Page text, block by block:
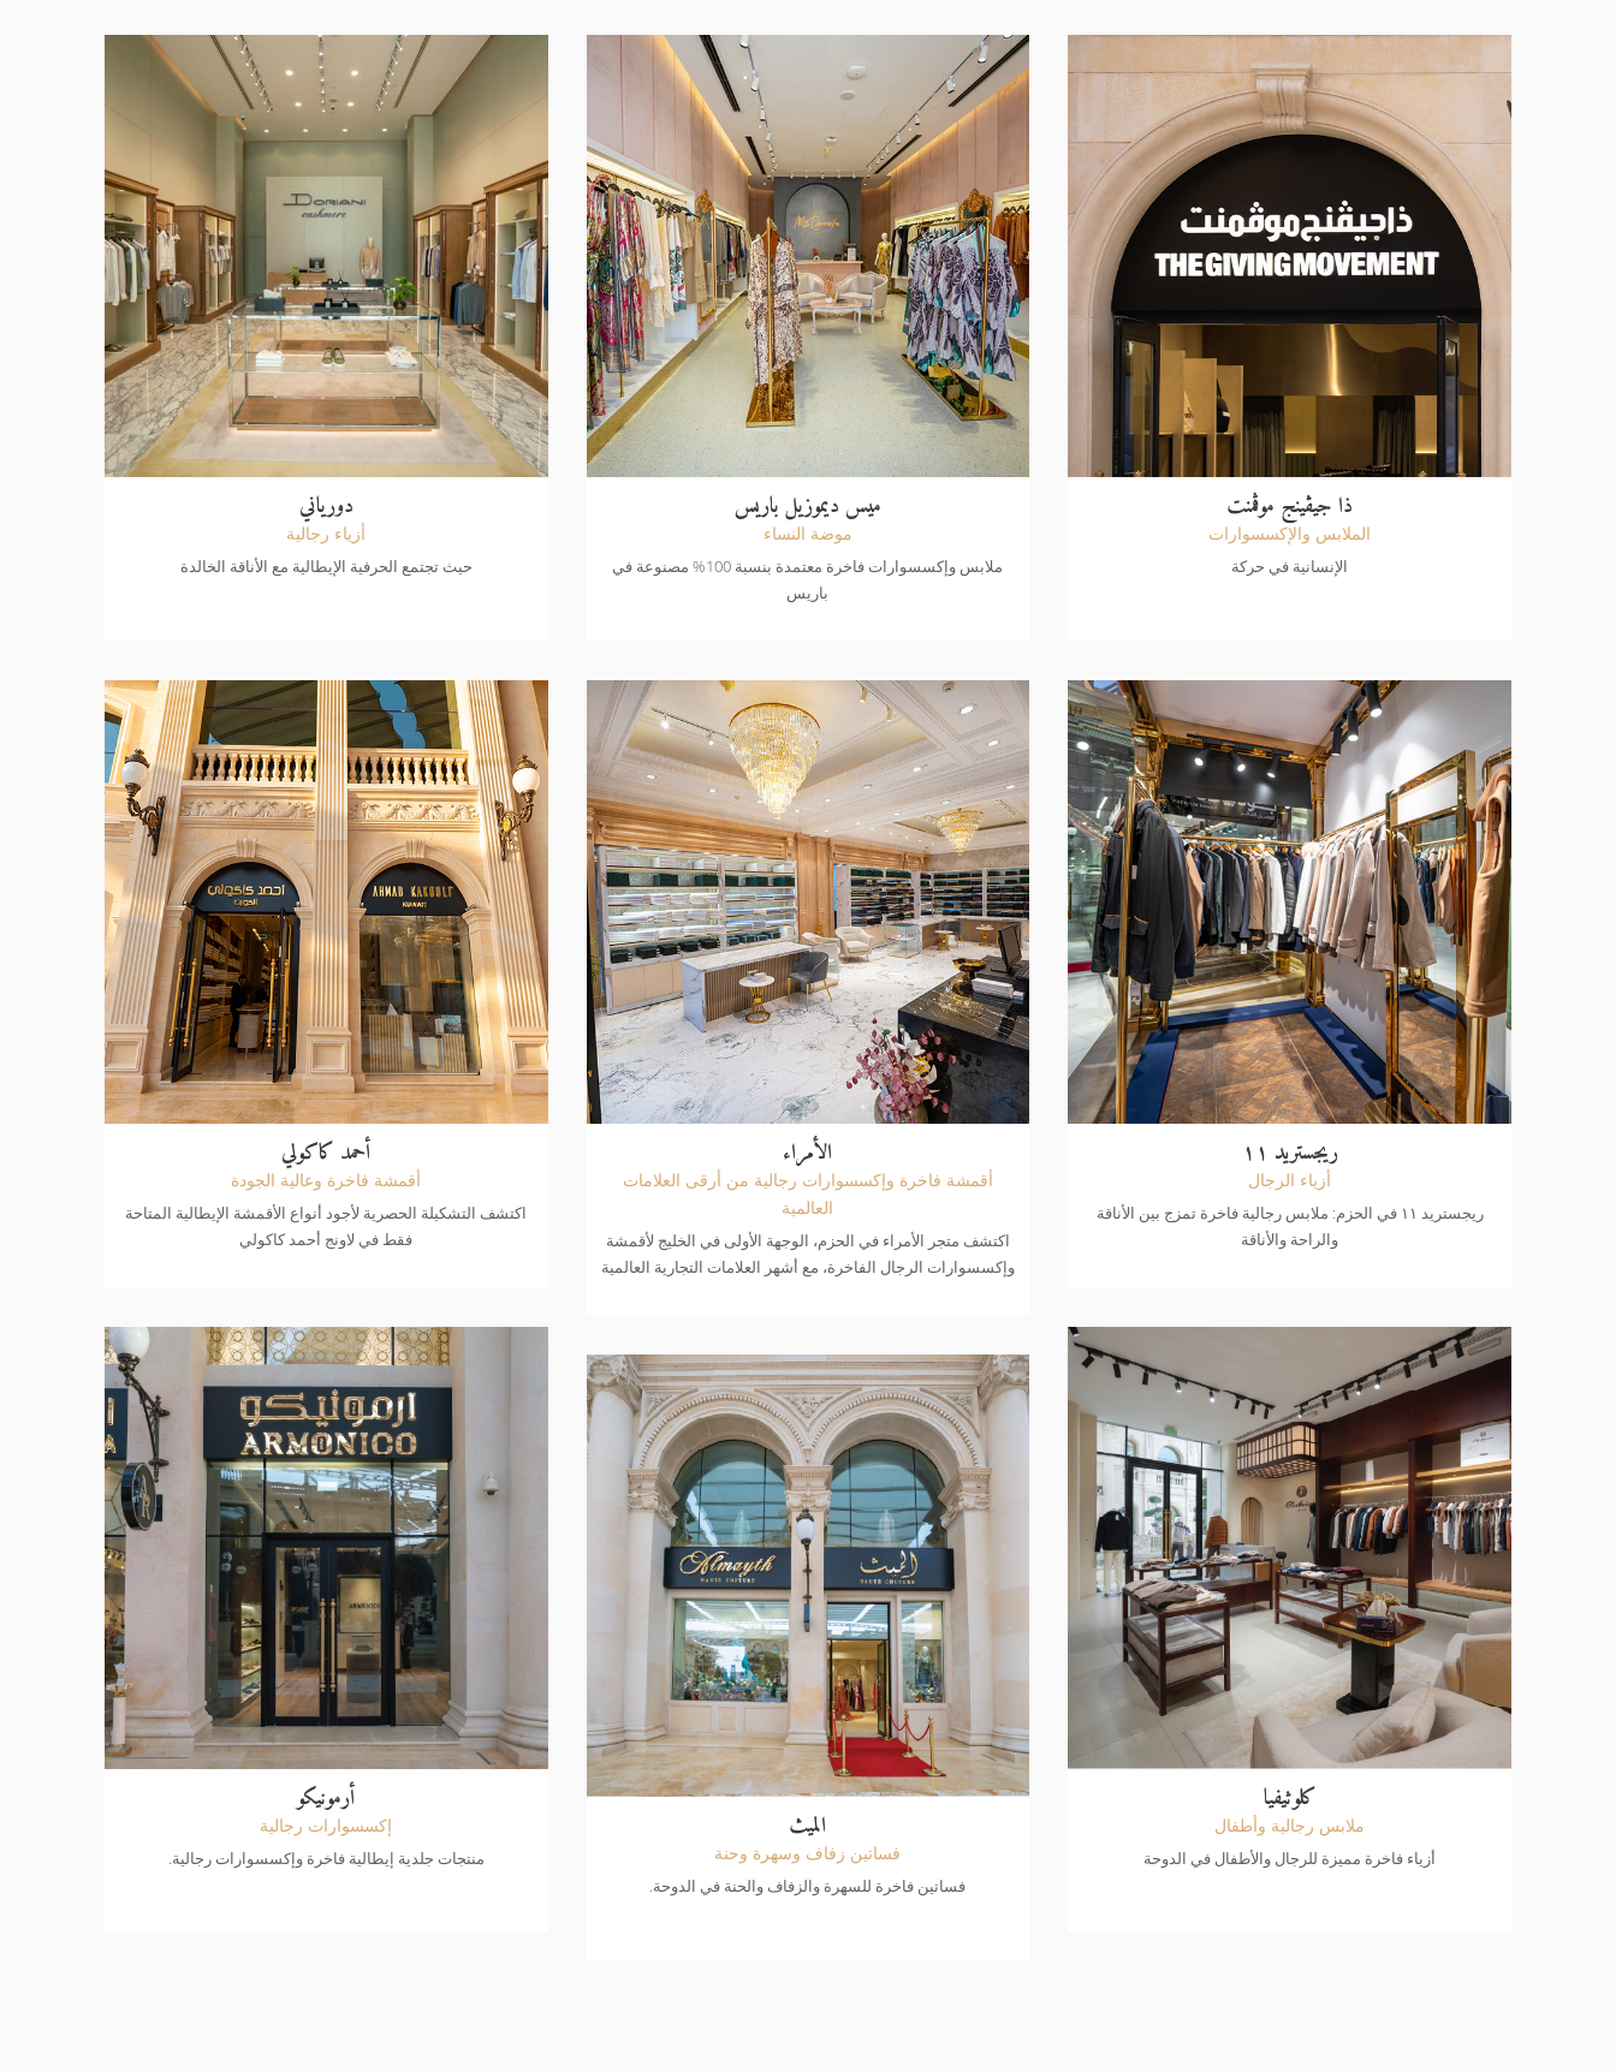
دورياني
أزياء رجالية
حيث تجتمع الحرفية الإيطالية مع الأناقة الخالدة
ميس ديموزيل باريس
موضة النساء
ملابس وإكسسوارات فاخرة معتمدة بنسبة 100% مصنوعة في
باريس
ذا جيڤينج موڤمنت
الملابس والإكسسوارات
الإنسانية في حركة
أحمد كاكولي
أقمشة فاخرة وعالية الجودة
اكتشف التشكيلة الحصرية لأجود أنواع الأقمشة الإيطالية المتاحة
فقط في لاونج أحمد كاكولي
الأمراء
أقمشة فاخرة وإكسسوارات رجالية من أرقى العلامات
العالمية
اكتشف متجر الأمراء في الحزم، الوجهة الأولى في الخليج لأقمشة
وإكسسوارات الرجال الفاخرة، مع أشهر العلامات التجارية العالمية
ريجستريد ۱۱
أزياء الرجال
ريجستريد ۱۱ في الحزم: ملابس رجالية فاخرة تمزج بين الأناقة
والراحة والأناقة
أرمونيكو
إكسسوارات رجالية
منتجات جلدية إيطالية فاخرة وإكسسوارات رجالية.
كلوثيفيا
ملابس رجالية وأطفال
أزياء فاخرة مميزة للرجال والأطفال في الدوحة
الميث
فساتين زفاف وسهرة وحنة
فساتين فاخرة للسهرة والزفاف والحنة في الدوحة.